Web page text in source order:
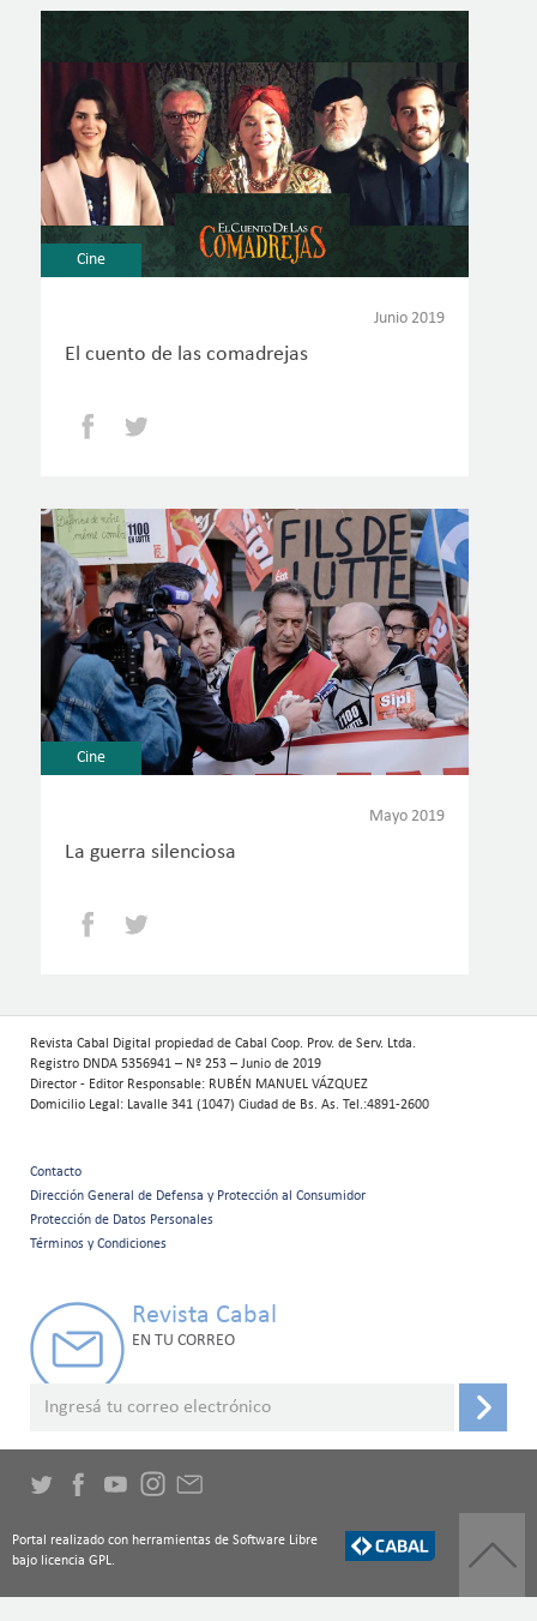
Cine
Junio 2019
El cuento de las comadrejas
Facebook
Cine
Mayo 2019
La guerra silenciosa
Facebook
Revista Cabal Digital propiedad de Cabal Coop. Prov. de Serv. Ltda.
Registro DNDA 5356941 – Nº 253 – Junio de 2019
Director - Editor Responsable: RUBÉN MANUEL VÁZQUEZ
Domicilio Legal: Lavalle 341 (1047) Ciudad de Bs. As. Tel.:4891-2600
Menú
secundario
Contacto
Dirección General de Defensa y Protección al Consumidor
Protección de Datos Personales
Términos y Condiciones
Revista Cabal
EN TU CORREO
Portal realizado con herramientas de Software Libre
bajo licencia GPL.